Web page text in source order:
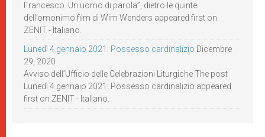
Francesco. Un uomo di parola”, dietro le quinte
dell’omonimo film di Wim Wenders appeared first on
ZENIT - Italiano.
Lunedì 4 gennaio 2021: Possesso cardinalizio Dicembre
29, 2020
Avviso dell’Ufficio delle Celebrazioni Liturgiche The post
Lunedì 4 gennaio 2021: Possesso cardinalizio appeared
first on ZENIT - Italiano.